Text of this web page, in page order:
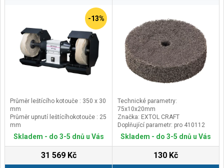
-13%
Průměr leštícího kotouče : 350 x 30
mm
Průměr upnutí leštícíhokotouče : 25
mm
Obvodová rychlost brusného
kotouče: 27 m/s
Skladem - do 3-5 dnů u Vás
31 569 Kč
Technické parametry:
75x10x20mm
Značka: EXTOL CRAFT
Doplňující parametr: pro 410112
Skladem - do 3-5 dnů u Vás
130 Kč